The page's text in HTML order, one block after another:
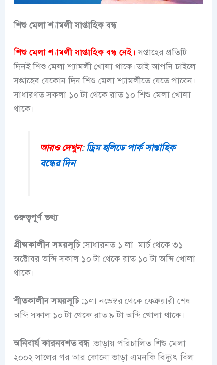
শিশু মেলা শ্যামলী সাপ্তাহিক বন্ধ
শিশু মেলা শ্যামলী সাপ্তাহিক বন্ধ নেই। সপ্তাহের প্রতিটি
দিনই শিশু মেলা শ্যামলী খোলা থাকে।তাই আপনি চাইলে
সপ্তাহের যেকোন দিন শিশু মেলা শ্যামলীতে যেতে পারেন।
সাধারণত সকলা ১০ টা থেকে রাত ১০ শিশু মেলা খোলা
থাকে।
আরও দেখুন:ড্রিম হলিডে পার্ক সাপ্তাহিক
বন্ধের দিন
গুরুত্বপূর্ণ তথ্য
গ্রীষ্মকালীন সময়সূচি :সাধারনত ১ লা মার্চ থেকে ৩১
অক্টোবর অব্দি সকাল ১০ টা থেকে রাত ১০ টা অব্দি খোলা
থাকে।
শীতকালীন সময়সূচি :১লা নভেম্বর থেকে ফেব্রুয়ারী শেষ
অব্দি সকাল ১০ টা থেকে রাত ৯ টা অব্দি খোলা থাকে।
অনিবার্য কারনবশত বন্ধ :ভাড়ায় পরিচালিত শিশু মেলা
২০০২ সালের পর আর কোনো ভাড়া এমনকি বিদ্যুৎ বিল